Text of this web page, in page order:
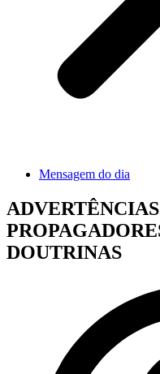
Mensagem do dia
DOUTRINAS